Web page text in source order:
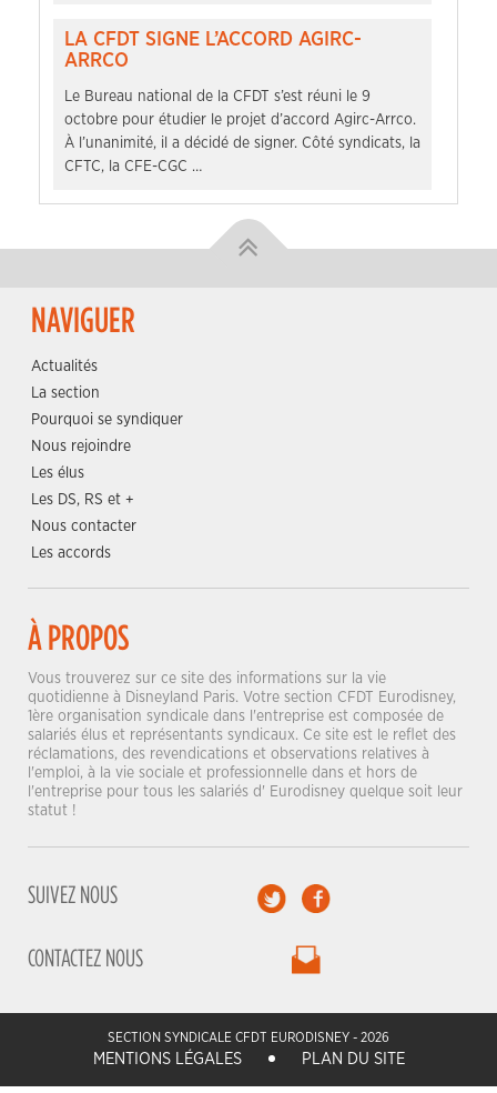
LA CFDT SIGNE L’ACCORD AGIRC-
ARRCO
Le Bureau national de la CFDT s’est réuni le 9
octobre pour étudier le projet d’accord Agirc-Arrco.
À l’unanimité, il a décidé de signer. Côté syndicats, la
CFTC, la CFE-CGC …
NAVIGUER
Actualités
La section
Pourquoi se syndiquer
Nous rejoindre
Les élus
Les DS, RS et +
Nous contacter
Les accords
À PROPOS
Vous trouverez sur ce site des informations sur la vie
quotidienne à Disneyland Paris. Votre section CFDT Eurodisney,
1ère organisation syndicale dans l'entreprise est composée de
salariés élus et représentants syndicaux. Ce site est le reflet des
réclamations, des revendications et observations relatives à
l'emploi, à la vie sociale et professionnelle dans et hors de
l'entreprise pour tous les salariés d' Eurodisney quelque soit leur
statut !
SUIVEZ NOUS
CONTACTEZ NOUS
SECTION SYNDICALE CFDT EURODISNEY - 2026
MENTIONS LÉGALES PLAN DU SITE